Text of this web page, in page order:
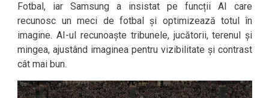
Fotbal, iar Samsung a insistat pe funcții AI care
recunosc un meci de fotbal și optimizează totul în
imagine. AI-ul recunoaște tribunele, jucătorii, terenul și
mingea, ajustând imaginea pentru vizibilitate și contrast
cât mai bun.